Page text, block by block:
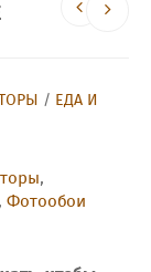
/ ЕДА И
,
, Фотообои